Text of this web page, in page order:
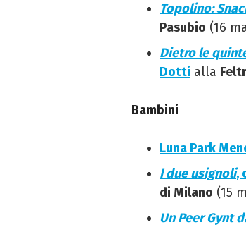
Topolino:
Pasubio (16
Dietro le
Dotti alla
Bambini
Luna Park
I due usignoli,
di Milano (15
Un Peer Gynt